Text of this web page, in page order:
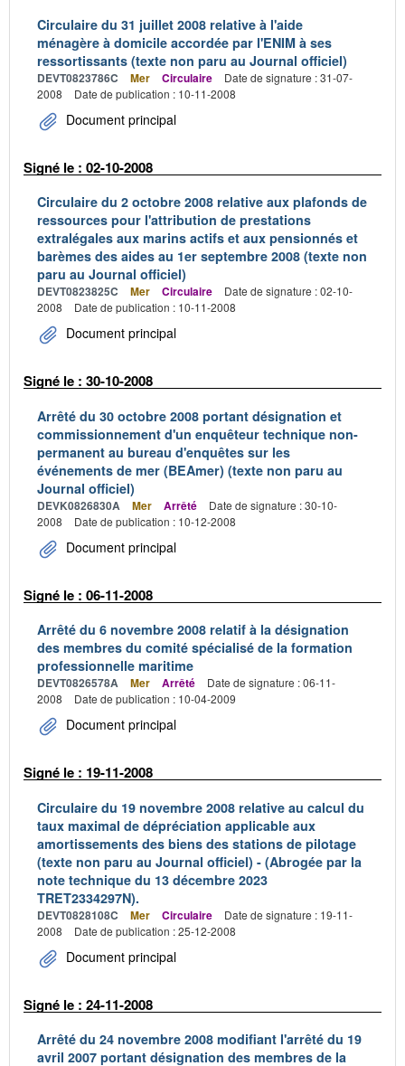
Circulaire du 31 juillet 2008 relative à l'aide
ménagère à domicile accordée par l'ENIM à ses
ressortissants (texte non paru au Journal officiel)
DEVT0823786C Mer Circulaire
Date de signature : 31-07-
2008
Date de publication : 10-11-2008
Document principal
Signé le : 02-10-2008
Circulaire du 2 octobre 2008 relative aux plafonds de
ressources pour l'attribution de prestations
extralégales aux marins actifs et aux pensionnés et
barèmes des aides au 1er septembre 2008 (texte non
paru au Journal officiel)
DEVT0823825C Mer Circulaire
Date de signature : 02-10-
2008
Date de publication : 10-11-2008
Document principal
Signé le : 30-10-2008
Arrêté du 30 octobre 2008 portant désignation et
commissionnement d'un enquêteur technique non-
permanent au bureau d'enquêtes sur les
événements de mer (BEAmer) (texte non paru au
Journal officiel)
DEVK0826830A Mer Arrêté
Date de signature : 30-10-
2008
Date de publication : 10-12-2008
Document principal
Signé le : 06-11-2008
Arrêté du 6 novembre 2008 relatif à la désignation
des membres du comité spécialisé de la formation
professionnelle maritime
DEVT0826578A Mer Arrêté
Date de signature : 06-11-
2008
Date de publication : 10-04-2009
Document principal
Signé le : 19-11-2008
Circulaire du 19 novembre 2008 relative au calcul du
taux maximal de dépréciation applicable aux
amortissements des biens des stations de pilotage
(texte non paru au Journal officiel) - (Abrogée par la
note technique du 13 décembre 2023
TRET2334297N).
DEVT0828108C Mer Circulaire
Date de signature : 19-11-
2008
Date de publication : 25-12-2008
Document principal
Signé le : 24-11-2008
Arrêté du 24 novembre 2008 modifiant l'arrêté du 19
avril 2007 portant désignation des membres de la